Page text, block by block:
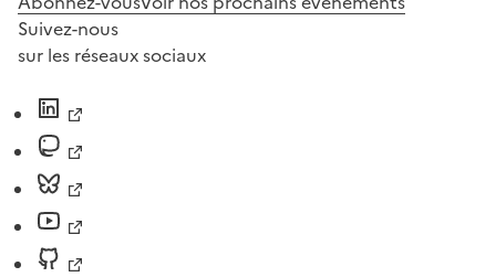
Suivez-nous
sur les réseaux sociaux